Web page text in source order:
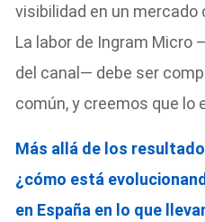
visibilidad en un
La labor de Ingram Micro
del canal— debe ser
común, y creemos que lo
Más allá de los
¿cómo está
en España en lo que